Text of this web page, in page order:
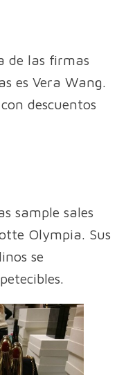
de las firmas
es Vera Wang.
descuentos
sample sales
Olympia. Sus
se